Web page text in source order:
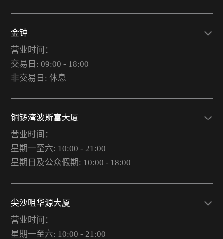
金钟
营业时间：
交易日: 09:00 - 18:00
非交易日: 休息
铜锣湾波斯富大厦
营业时间：
星期一至六: 10:00 - 21:00
星期日及公众假期: 10:00 - 18:00
尖沙咀华源大厦
营业时间：
星期一至六: 10:00 - 21:00